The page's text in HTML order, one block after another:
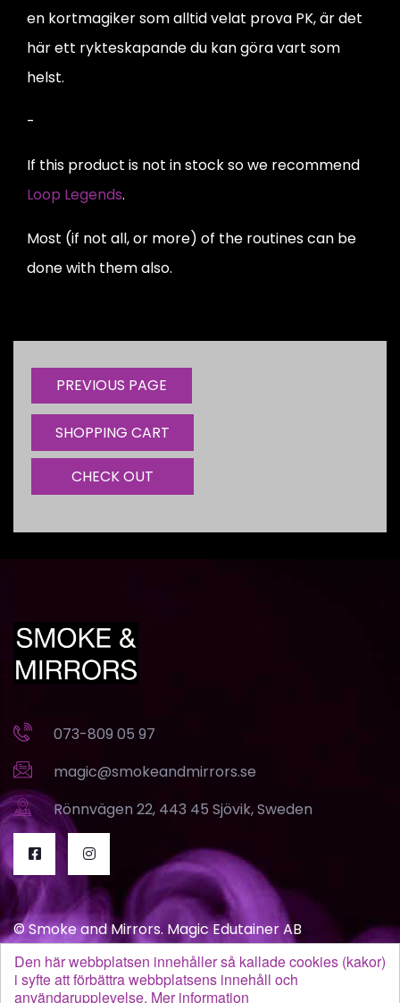
Den här webbplatsen innehåller så kallade cookies (kakor)
i syfte att förbättra webbplatsens innehåll och
användarupplevelse. Mer information
en kortmagiker som alltid velat prova PK, är det
här ett rykteskapande du kan göra vart som
helst.
-
If this product is not in stock so we recommend
Loop Legends.
Most (if not all, or more) of the routines can be
done with them also.
SHOPPING CART
CHECK OUT
073-809 05 97
magic@smokeandmirrors.se
Rönnvägen 22, 443 45 Sjövik, Sweden
© Smoke and Mirrors. Magic Edutainer AB
Links